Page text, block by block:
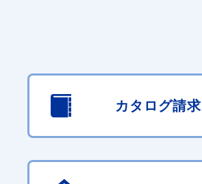
カタログ請求